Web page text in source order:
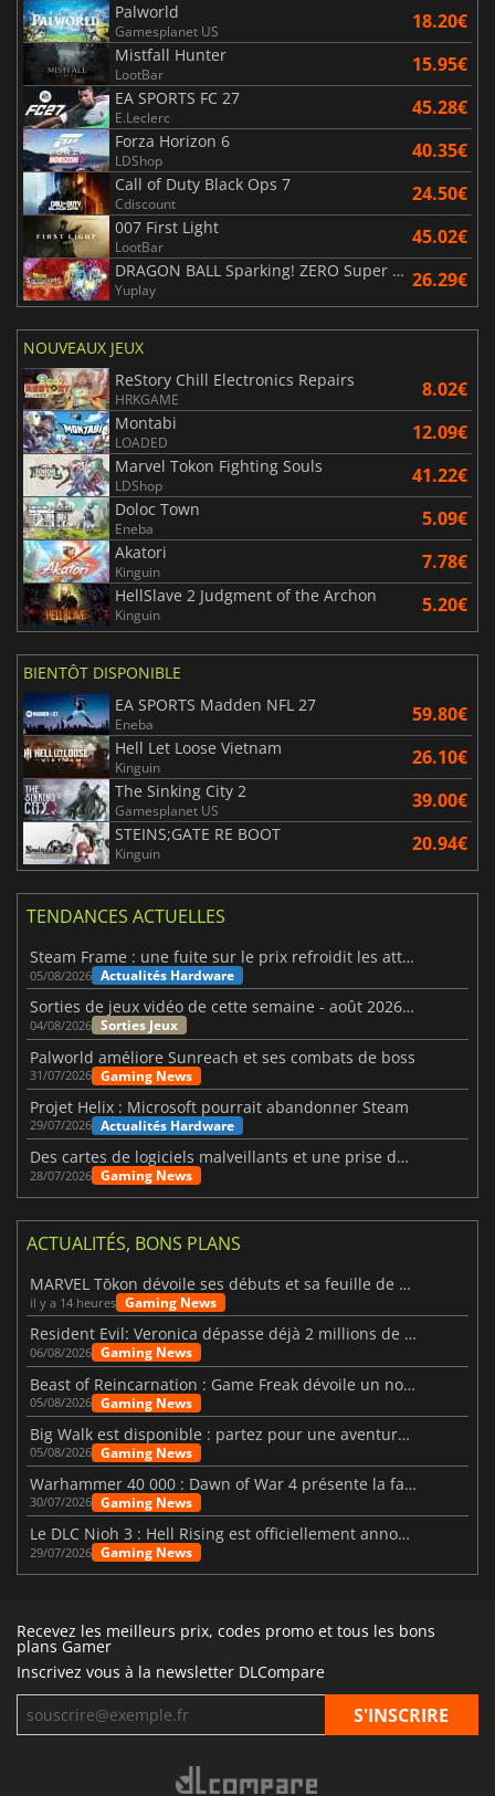
Palworld
Gamesplanet US 18.20€
Mistfall Hunter
LootBar 15.95€
EA SPORTS FC 27
E.Leclerc 45.28€
Forza Horizon 6
LDShop 40.35€
Call of Duty Black Ops 7
Cdiscount 24.50€
007 First Light
LootBar 45.02€
DRAGON BALL Sparking! ZERO Super Limit Breaking NEO
Yuplay 26.29€
NOUVEAUX JEUX
ReStory Chill Electronics Repairs
HRKGAME 8.02€
Montabi
LOADED 12.09€
Marvel Tokon Fighting Souls
LDShop 41.22€
Doloc Town
Eneba 5.09€
Akatori
Kinguin 7.78€
HellSlave 2 Judgment of the Archon
Kinguin 5.20€
BIENTÔT DISPONIBLE
EA SPORTS Madden NFL 27
Eneba 59.80€
Hell Let Loose Vietnam
Kinguin 26.10€
The Sinking City 2
Gamesplanet US 39.00€
STEINS;GATE RE BOOT
Kinguin 20.94€
TENDANCES ACTUELLES
Steam Frame : une fuite sur le prix refroidit les attentes VR
05/08/2026 Actualités Hardware
Sorties de jeux vidéo de cette semaine - août 2026 (semaine 32)
04/08/2026 Sorties Jeux
Palworld améliore Sunreach et ses combats de boss
31/07/2026 Gaming News
Projet Helix : Microsoft pourrait abandonner Steam
29/07/2026 Actualités Hardware
Des cartes de logiciels malveillants et une prise de contrôle de Discord ont touché Meccha Chameleon
28/07/2026 Gaming News
ACTUALITÉS, BONS PLANS
MARVEL Tōkon dévoile ses débuts et sa feuille de route
il y a 14 heures Gaming News
Resident Evil: Veronica dépasse déjà 2 millions de wishlists
06/08/2026 Gaming News
Beast of Reincarnation : Game Freak dévoile un nouveau pari
05/08/2026 Gaming News
Big Walk est disponible : partez pour une aventure entre amis
05/08/2026 Gaming News
Warhammer 40 000 : Dawn of War 4 présente la faction des Nécrons
30/07/2026 Gaming News
Le DLC Nioh 3 : Hell Rising est officiellement annoncé
29/07/2026 Gaming News
Recevez les meilleurs prix, codes promo et tous les bons
plans Gamer
Inscrivez vous à la newsletter DLCompare